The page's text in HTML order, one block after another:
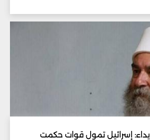
إسرائيل تمول قوات حكمت